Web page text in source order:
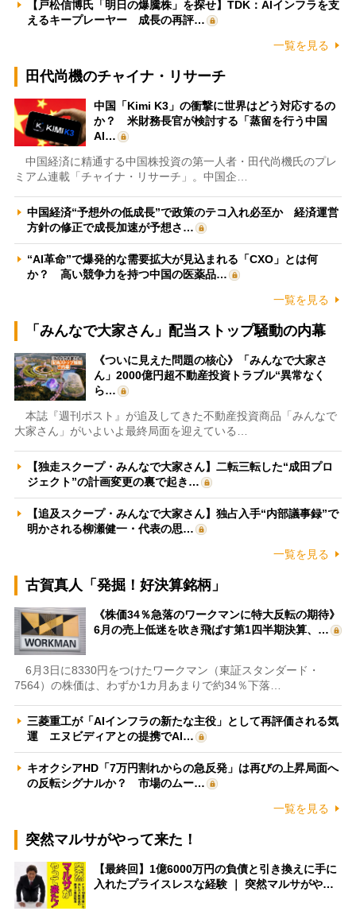
【戸松信博氏「明日の爆騰株」を探せ】TDK：AIインフラを支
えるキープレーヤー 成長の再評…
一覧を見る
田代尚機のチャイナ・リサーチ
中国「Kimi K3」の衝撃に世界はどう対応するの
か？ 米財務長官が検討する「蒸留を行う中国
AI…
中国経済に精通する中国株投資の第一人者・田代尚機氏のプレ
ミアム連載「チャイナ・リサーチ」。中国企…
中国経済“予想外の低成長”で政策のテコ入れ必至か 経済運営
方針の修正で成長加速が予想さ…
“AI革命”で爆発的な需要拡大が見込まれる「CXO」とは何
か？ 高い競争力を持つ中国の医薬品…
一覧を見る
「みんなで大家さん」配当ストップ騒動の内幕
《ついに見えた問題の核心》「みんなで大家さ
ん」2000億円超不動産投資トラブル“異常なく
ら…
本誌『週刊ポスト』が追及してきた不動産投資商品「みんなで
大家さん」がいよいよ最終局面を迎えている…
【独走スクープ・みんなで大家さん】二転三転した“成田プロ
ジェクト”の計画変更の裏で起き…
【追及スクープ・みんなで大家さん】独占入手“内部議事録”で
明かされる柳瀬健一・代表の思…
一覧を見る
古賀真人「発掘！好決算銘柄」
《株価34％急落のワークマンに特大反転の期待》
6月の売上低迷を吹き飛ばす第1四半期決算、…
6月3日に8330円をつけたワークマン（東証スタンダード・
7564）の株価は、わずか1カ月あまりで約34％下落…
三菱重工が「AIインフラの新たな主役」として再評価される気
運 エヌビディアとの提携でAI…
キオクシアHD「7万円割れからの急反発」は再びの上昇局面へ
の反転シグナルか？ 市場のムー…
一覧を見る
突然マルサがやって来た！
【最終回】1億6000万円の負債と引き換えに手に
入れたプライスレスな経験 ｜ 突然マルサがや…